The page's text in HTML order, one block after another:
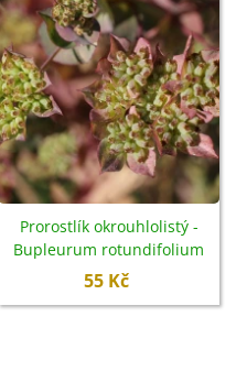
Prorostlík okrouhlolistý -
Bupleurum rotundifolium
B. griffithii - semena - 60 ks
55 Kč